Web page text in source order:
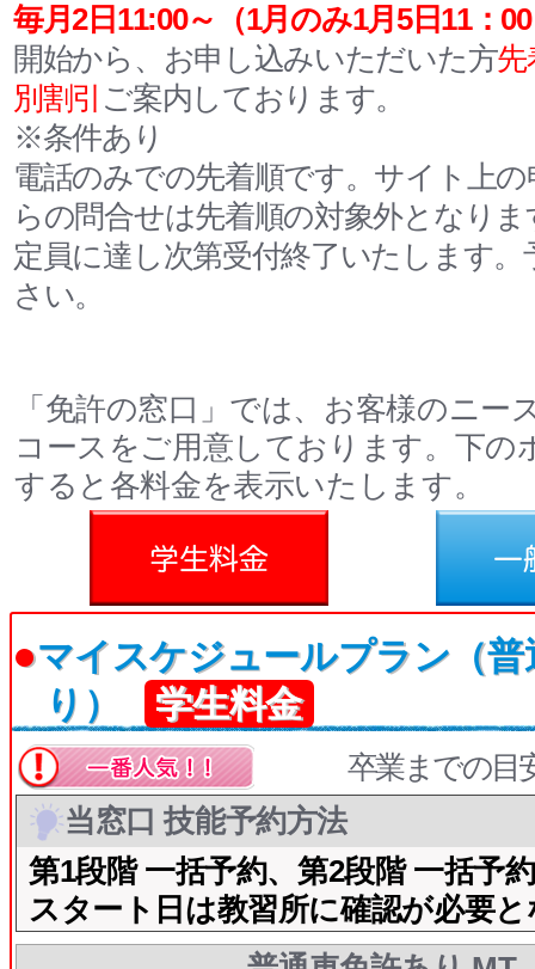
毎月2日11:00～ （1月のみ1月5日11：
開始から、お申し込みいただいた方先
別割引 ご案内しております。
※条件あり
電話のみでの先着順です。サイト上
らの問合せは先着順の対象外となりま
定員に達し次第受付終了いたします
さい。
「免許の窓口」では、お客様のニー
コースをご用意しております。下の
すると各料金を表示いたします。
●マイスケジュールプラン（普
り）
学生料金
卒業までの目
当窓口 技能予約方法
第1段階 一括予約、第2段階 一括予約
スタート日は教習所に確認が必要